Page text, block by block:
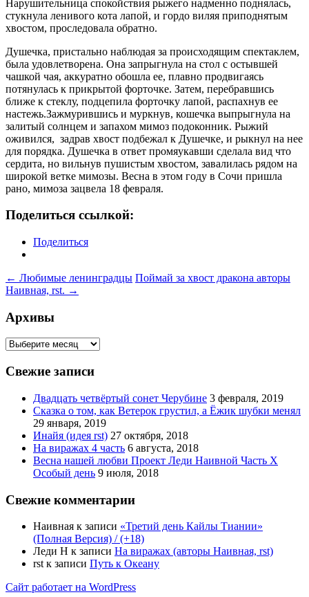
Нарушительница спокойствия рыжего надменно поднялась,
стукнула ленивого кота лапой, и гордо виляя приподнятым
хвостом, проследовала обратно.
Душечка, пристально наблюдая за происходящим спектаклем,
была удовлетворена. Она запрыгнула на стол с остывшей
чашкой чая, аккуратно обошла ее, плавно продвигаясь
потянулась к прикрытой форточке. Затем, перебравшись
ближе к стеклу, подцепила форточку лапой, распахнув ее
настежь.Зажмурившись и муркнув, кошечка выпрыгнула на
залитый солнцем и запахом мимоз подоконник. Рыжий
оживился, задрав хвост подбежал к Душечке, и рыкнул на нее
для порядка. Душечка в ответ промяукавши сделала вид что
сердита, но вильнув пушистым хвостом, завалилась рядом на
широкой ветке мимозы. Весна в этом году в Сочи пришла
рано, мимоза зацвела 18 февраля.
Поделиться ссылкой:
Поделиться
Навигация
по
записям
← Любимые ленинградцы Поймай за хвост дракона авторы
Наивная, rst. →
Архивы
Архивы
Свежие записи
Двадцать четвёртый сонет Черубине 3 февраля, 2019
Сказка о том, как Ветерок грустил, а Ёжик шубки менял
29 января, 2019
Инайя (идея rst) 27 октября, 2018
На виражах 4 часть 6 августа, 2018
Весна нашей любви Проект Леди Наивной Часть Х
Особый день 9 июля, 2018
Свежие комментарии
Наивная к записи «Третий день Кайлы Тиании»
(Полная Версия) / (+18)
Леди Н к записи На виражах (авторы Наивная, rst)
rst к записи Путь к Океану
Сайт работает на WordPress